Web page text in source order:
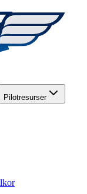
Pilotresurser